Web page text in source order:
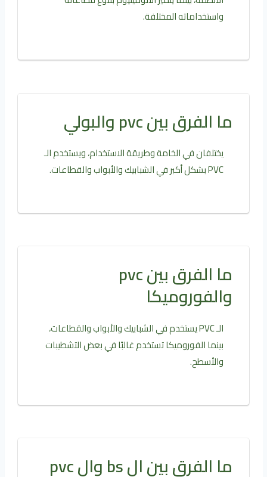
واستخداماته المختلفة.
ما الفرق بين pvc والبولي
يختلفان في الخامة وطريقة الاستخدام، ويستخدم الـ
PVC بشكل أكبر في الشبابيك والأبواب والقطاعات.
ما الفرق بين pvc
والفوروميكا
الـ PVC يستخدم في الشبابيك والأبواب والقطاعات،
بينما الفوروميكا تستخدم غالبًا في بعض التشطيبات
والأسطح.
ما الفرق بين ال bs وال pvc